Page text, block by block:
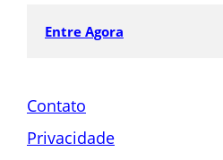
Entre Agora
Contato
Privacidade